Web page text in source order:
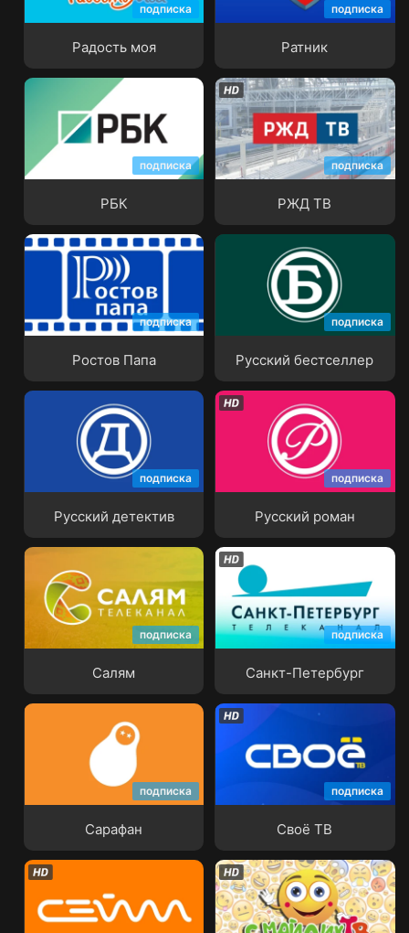
подписка
Радость моя
Радость моя
подписка
Ратник
подписка
РБК
РБК
подписка
РЖД ТВ
РЖД ТВ
подписка
Ростов Папа
Ростов Папа
подписка
Русский бестселлер
Русский бестселлер
подписка
Русский детектив
Русский детектив
подписка
Русский роман
Русский роман
подписка
Салям
подписка
Санкт-Петербург
Санкт-Петербург
подписка
Сарафан
подписка
Своё ТВ